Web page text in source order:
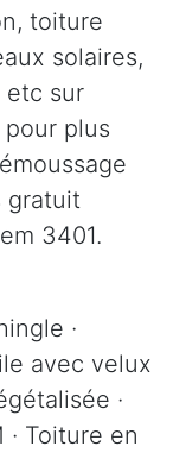
toiture
solaires,
etc sur
plus
gratuit
3401.
·
avec velux
·
Toiture en